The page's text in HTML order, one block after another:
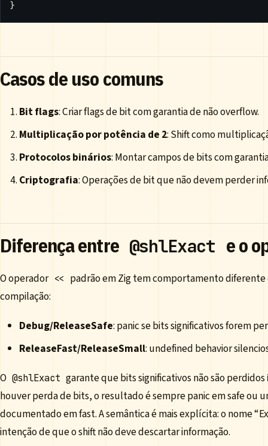
}
Casos de uso comuns
Bit flags: Criar flags de bit com garantia de não overflow.
Multiplicação por potência de 2: Shift como
Protocolos binários: Montar campos de bits com
Criptografia: Operações de bit que não devem perder
Diferença entre @shlExact e o
O operador << padrão em Zig tem comportamento
compilação:
Debug/ReleaseSafe: panic se bits significativos forem
ReleaseFast/ReleaseSmall: undefined behavior
O @shlExact garante que bits significativos não são perdidos
houver perda de bits, o resultado é sempre panic em safe ou
documentado em fast. A semântica é mais explícita: o nome
intenção de que o shift não deve descartar informação.